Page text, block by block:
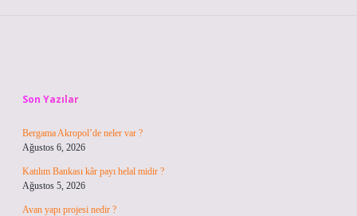
Son Yazılar
Bergama Akropol’de neler var ?
Ağustos 6, 2026
Katılım Bankası kâr payı helal midir ?
Ağustos 5, 2026
Avan yapı projesi nedir ?